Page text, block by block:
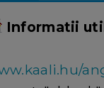
Informatii